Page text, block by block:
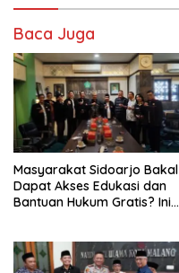
Baca Juga
Masyarakat Sidoarjo Bakal
Dapat Akses Edukasi dan
Bantuan Hukum Gratis? Ini